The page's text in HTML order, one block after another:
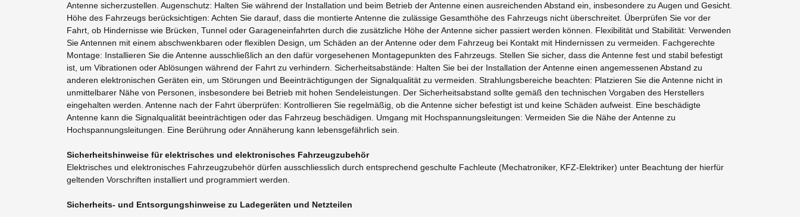
Antenne sicherzustellen. Augenschutz: Halten Sie während der Installation und beim Betrieb der Antenne einen ausreichenden Abstand ein, insbesondere zu Augen und Gesicht.
Höhe des Fahrzeugs berücksichtigen: Achten Sie darauf, dass die montierte Antenne die zulässige Gesamthöhe des Fahrzeugs nicht überschreitet. Überprüfen Sie vor der
Fahrt, ob Hindernisse wie Brücken, Tunnel oder Garageneinfahrten durch die zusätzliche Höhe der Antenne sicher passiert werden können. Flexibilität und Stabilität: Verwenden
Sie Antennen mit einem abschwenkbaren oder flexiblen Design, um Schäden an der Antenne oder dem Fahrzeug bei Kontakt mit Hindernissen zu vermeiden. Fachgerechte
Montage: Installieren Sie die Antenne ausschließlich an den dafür vorgesehenen Montagepunkten des Fahrzeugs. Stellen Sie sicher, dass die Antenne fest und stabil befestigt
ist, um Vibrationen oder Ablösungen während der Fahrt zu verhindern. Sicherheitsabstände: Halten Sie bei der Installation der Antenne einen angemessenen Abstand zu
anderen elektronischen Geräten ein, um Störungen und Beeinträchtigungen der Signalqualität zu vermeiden. Strahlungsbereiche beachten: Platzieren Sie die Antenne nicht in
unmittelbarer Nähe von Personen, insbesondere bei Betrieb mit hohen Sendeleistungen. Der Sicherheitsabstand sollte gemäß den technischen Vorgaben des Herstellers
eingehalten werden. Antenne nach der Fahrt überprüfen: Kontrollieren Sie regelmäßig, ob die Antenne sicher befestigt ist und keine Schäden aufweist. Eine beschädigte
Antenne kann die Signalqualität beeinträchtigen oder das Fahrzeug beschädigen. Umgang mit Hochspannungsleitungen: Vermeiden Sie die Nähe der Antenne zu
Hochspannungsleitungen. Eine Berührung oder Annäherung kann lebensgefährlich sein.
Sicherheitshinweise für elektrisches und elektronisches Fahrzeugzubehör
Elektrisches und elektronisches Fahrzeugzubehör dürfen ausschliesslich durch entsprechend geschulte Fachleute (Mechatroniker, KFZ-Elektriker) unter Beachtung der hierfür
geltenden Vorschriften installiert und programmiert werden.
Sicherheits- und Entsorgungshinweise zu Ladegeräten und Netzteilen